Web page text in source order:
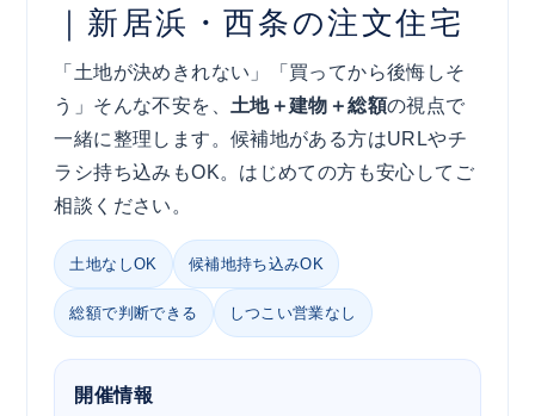
｜新居浜・西条の注文住宅
「土地が決めきれない」「買ってから後悔しそ
う」そんな不安を、 土地＋建物＋総額の視点で
一緒に整理します。候補地がある方はURLやチ
ラシ持ち込みもOK。はじめての方も安心してご
相談ください。
土地なしOK 候補地持ち込みOK
総額で判断できる しつこい営業なし
開催情報